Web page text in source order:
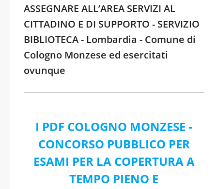
ASSEGNARE ALL’AREA SERVIZI AL
CITTADINO E DI SUPPORTO - SERVIZIO
BIBLIOTECA - Lombardia - Comune di
Cologno Monzese ed esercitati
ovunque
I PDF COLOGNO MONZESE -
CONCORSO PUBBLICO PER
ESAMI PER LA COPERTURA A
TEMPO PIENO E